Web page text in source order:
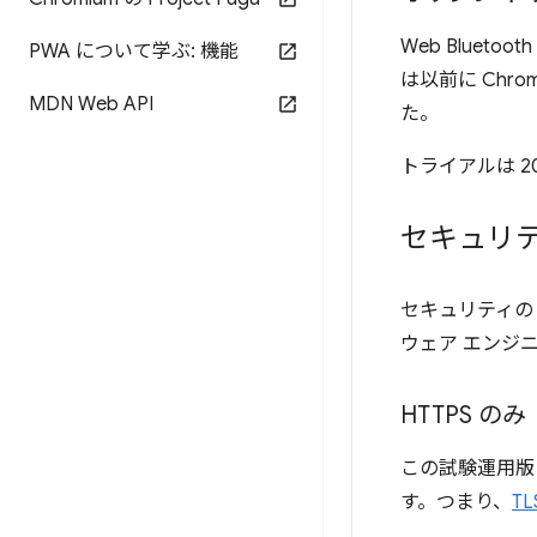
PWA について学ぶ: 機能
MDN Web API
Web Bluetooth
は以前に
た。
トライアルは
セキュリ
セキュリティ
ウェア エンジ
HTTPS のみ
この試験運用
す。つまり、